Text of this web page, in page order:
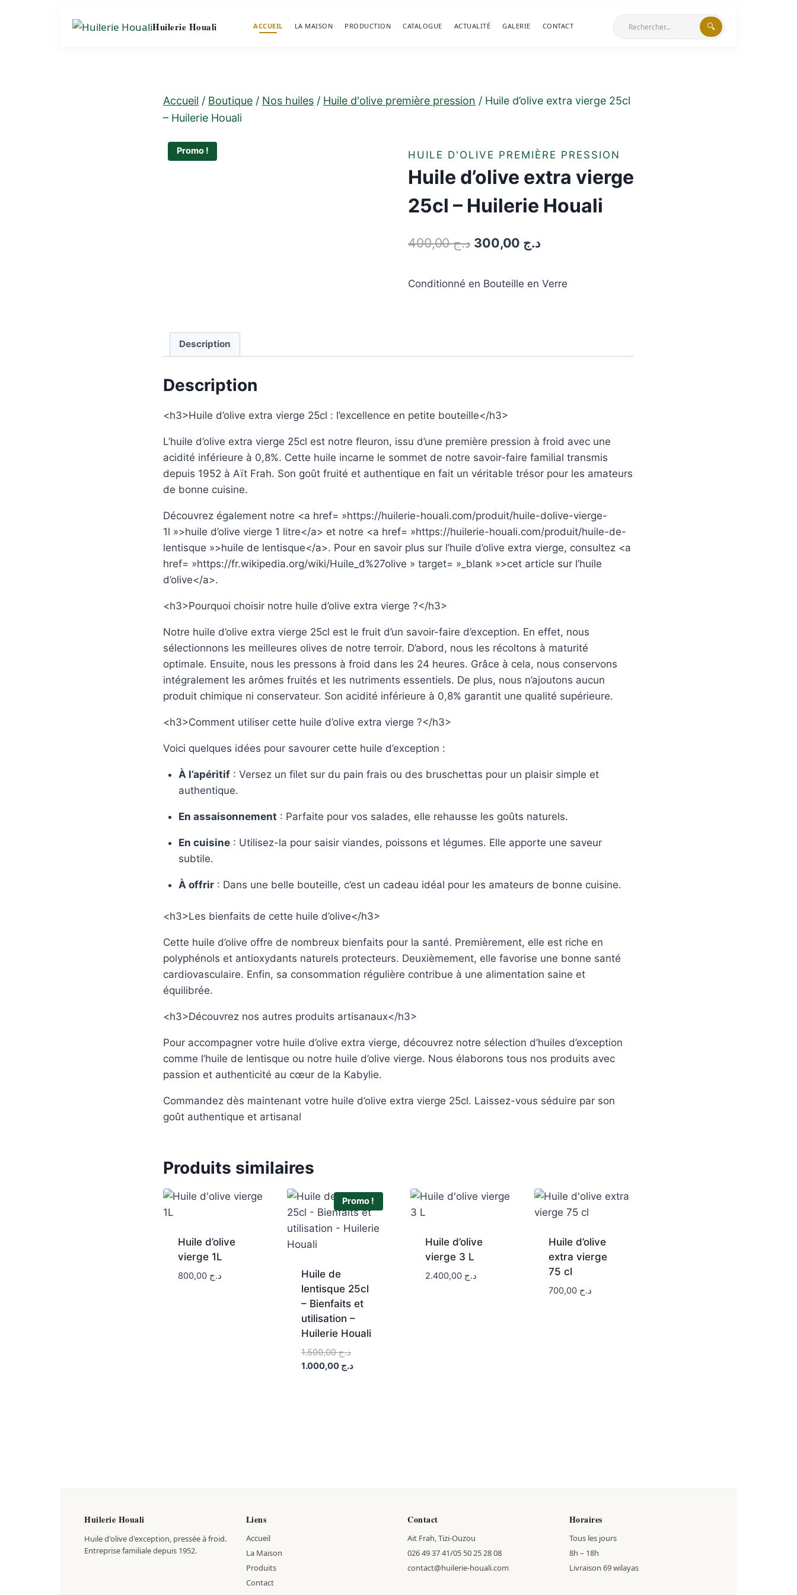
Huilerie Houali ACCUEIL LA MAISON PRODUCTION CATALOGUE ACTUALITÉ GALERIE CONTACT 🔍
Accueil / Boutique / Nos huiles / Huile d'olive première pression / Huile d’olive extra vierge 25cl
– Huilerie Houali
Promo ! HUILE D'OLIVE PREMIÈRE PRESSION
Huile d’olive extra vierge
25cl – Huilerie Houali
د.ج400,00 د.ج
Conditionné en Bouteille en Verre
Description
Description
<h3>Huile d’olive extra vierge 25cl : l’excellence en petite bouteille</h3>
L’huile d’olive extra vierge 25cl est notre fleuron, issu d’une première pression à froid avec une
acidité inférieure à 0,8%. Cette huile incarne le sommet de notre savoir-faire familial transmis
depuis 1952 à Aït Frah. Son goût fruité et authentique en fait un véritable trésor pour les amateurs
de bonne cuisine.
Découvrez également notre <a href= »https://huilerie-houali.com/produit/huile-dolive-vierge-
1l »>huile d’olive vierge 1 litre</a> et notre <a href= »https://huilerie-houali.com/produit/huile-de-
lentisque »>huile de lentisque</a>. Pour en savoir plus sur l’huile d’olive extra vierge, consultez <a
href= »https://fr.wikipedia.org/wiki/Huile_d%27olive » target= »_blank »>cet article sur l’huile
d’olive</a>.
<h3>Pourquoi choisir notre huile d’olive extra vierge ?</h3>
Notre huile d’olive extra vierge 25cl est le fruit d’un savoir-faire d’exception. En effet, nous
sélectionnons les meilleures olives de notre terroir. D’abord, nous les récoltons à maturité
optimale. Ensuite, nous les pressons à froid dans les 24 heures. Grâce à cela, nous conservons
intégralement les arômes fruités et les nutriments essentiels. De plus, nous n’ajoutons aucun
produit chimique ni conservateur. Son acidité inférieure à 0,8% garantit une qualité supérieure.
<h3>Comment utiliser cette huile d’olive extra vierge ?</h3>
Voici quelques idées pour savourer cette huile d’exception :
À l’apéritif: Versez un filet sur du pain frais ou des bruschettas pour un plaisir simple et
authentique.
En assaisonnement : Parfaite pour vos salades, elle rehausse les goûts naturels.
En cuisine: Utilisez-la pour saisir viandes, poissons et légumes. Elle apporte une saveur
subtile.
À offrir: Dans une belle bouteille, c’est un cadeau idéal pour les amateurs de bonne cuisine.
<h3>Les bienfaits de cette huile d’olive</h3>
Cette huile d’olive offre de nombreux bienfaits pour la santé. Premièrement, elle est riche en
polyphénols et antioxydants naturels protecteurs. Deuxièmement, elle favorise une bonne santé
cardiovasculaire. Enfin, sa consommation régulière contribue à une alimentation saine et
équilibrée.
<h3>Découvrez nos autres produits artisanaux</h3>
Pour accompagner votre huile d’olive extra vierge, découvrez notre sélection d’huiles d’exception
comme l’huile de lentisque ou notre huile d’olive vierge. Nous élaborons tous nos produits avec
passion et authenticité au cœur de la Kabylie.
Commandez dès maintenant votre huile d’olive extra vierge 25cl. Laissez-vous séduire par son
goût authentique et artisanal
Produits similaires
Huile d’olive
vierge 1L
د.ج 800,00
Promo !
Huile de
lentisque 25cl
– Bienfaits et
utilisation –
Huilerie Houali
د.ج1.500,00
د.ج
Huile d’olive
vierge 3 L
د.ج 2.400,00
Huile d’olive
extra vierge
75 cl
د.ج
Huilerie Houali
Huile d'olive d'exception, pressée à froid.
Entreprise familiale depuis 1952.
Liens
Accueil
La Maison
Produits
Contact
Contact
Ait Frah, Tizi-Ouzou
026 49 37 41/05 50 25 28 08
contact@huilerie-houali.com
Horaires
Tous les jours
8h – 18h
Livraison 69 wilayas